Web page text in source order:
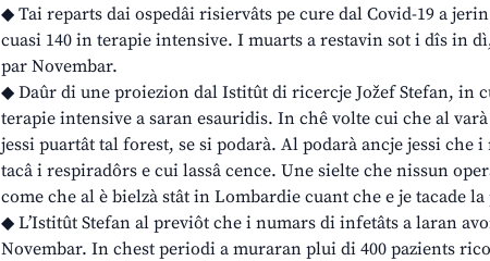
◆ Tai reparts dai ospedâi risiervâts pe cure dal Covid-19 a
cuasi 140 in terapie intensive. I muarts a restavin sot i dîs in
par Novembar.
◆ Daûr di une proiezion dal Istitût di ricercje Jožef Stefan, in
terapie intensive a saran esauridis. In chê volte cui che al
jessi puartât tal forest, se si podarà. Al podarà ancje jessi che
tacâ i respiradôrs e cui lassâ cence. Une sielte che nissun
come che al è bielzà stât in Lombardie cuant che e je tacade
◆ L’Istitût Stefan al previôt che i numars di infetâts a laran
Novembar. In chest periodi a muraran plui di 400 pazients